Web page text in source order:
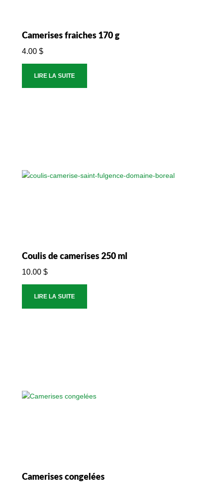
Camerises fraiches 170 g
4.00 $
LIRE LA SUITE
Coulis de camerises 250 ml
10.00 $
LIRE LA SUITE
Camerises congelées